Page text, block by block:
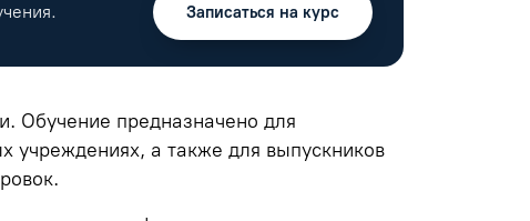
Записаться на курс
Обучение предназначено для
учреждениях, а также для выпускников